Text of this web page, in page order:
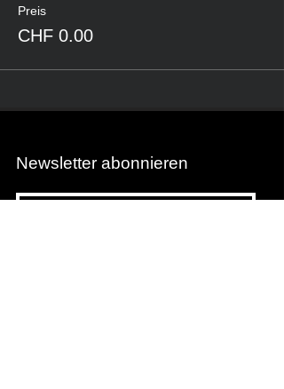
Preis
CHF 0.00
Newsletter abonnieren